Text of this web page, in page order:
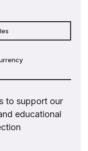
to support our
educational